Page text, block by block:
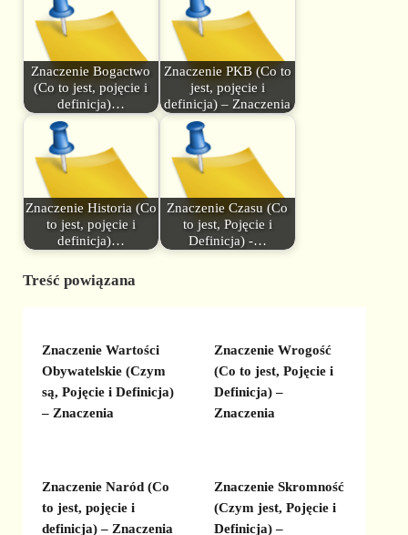
Znaczenie Bogactwo
(Co to jest, pojęcie i
definicja)…
Znaczenie PKB (Co to
jest, pojęcie i
definicja) – Znaczenia
Znaczenie Historia (Co
to jest, pojęcie i
definicja)…
Znaczenie Czasu (Co
to jest, Pojęcie i
Definicja) -…
Treść powiązana
Znaczenie Wartości
Obywatelskie (Czym
są, Pojęcie i Definicja)
– Znaczenia
Znaczenie Wrogość
(Co to jest, Pojęcie i
Definicja) –
Znaczenia
Znaczenie Naród (Co
to jest, pojęcie i
definicja) – Znaczenia
Znaczenie Skromność
(Czym jest, Pojęcie i
Definicja) –